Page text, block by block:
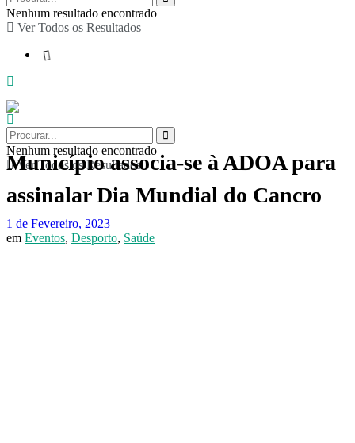
Nenhum resultado encontrado
Ver Todos os Resultados
Nenhum resultado encontrado
Ver Todos os Resultados
Município associa-se à ADOA para
assinalar Dia Mundial do Cancro
1 de Fevereiro, 2023
em Eventos, Desporto, Saúde